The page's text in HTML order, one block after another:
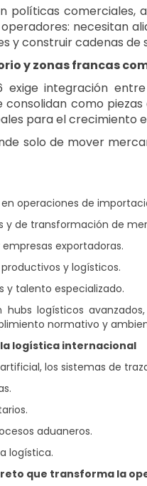
políticas comerciales,
necesitan
y construir cadenas de
y zonas francas
integración
consolidan como
para el crecimiento
solo de mover
operaciones de
y de transformación de
exportadoras.
y logísticos.
y talento especializado.
logísticos
normativo y
logística internacional
los sistemas de
aduaneros.
logística.
que transforma la